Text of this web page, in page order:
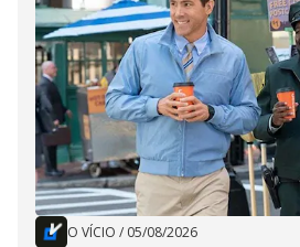
O VÍCIO / 05/08/2026